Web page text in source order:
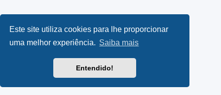
Este site utiliza cookies para lhe proporcionar
uma melhor experiência. Saiba mais
Entendido!